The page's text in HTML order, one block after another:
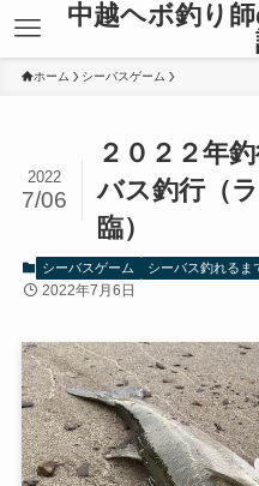
中越ヘボ釣り
ホーム シーバスゲーム
２０２２年
バス釣行（
臨）
2022
7/06
シーバスゲーム シーバス釣れるま
2022年7月6日